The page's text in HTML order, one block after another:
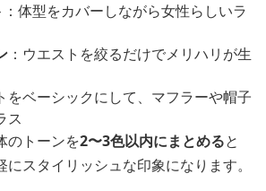
：体型をカバーしながら女性らしいラ
：ウエストを絞るだけでメリハリが生
をベーシックにして、マフラーや帽子
ス
のトーンを2〜3色以内にまとめると
スタイリッシュな印象になります。